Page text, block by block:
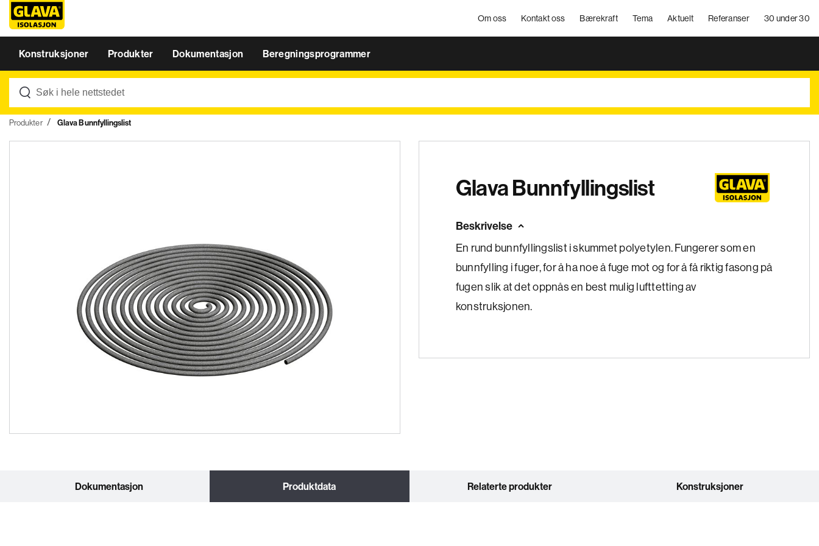
Om oss Kontakt oss Bærekraft Tema Aktuelt Referanser 30 under 30
Konstruksjoner Produkter Dokumentasjon Beregningsprogrammer
Produkter Glava Bunnfyllingslist
Glava Bunnfyllingslist
Beskrivelse
En rund bunnfyllingslist i skummet polyetylen. Fungerer som en
bunnfylling i fuger, for å ha noe å fuge mot og for å få riktig fasong på
fugen slik at det oppnås en best mulig lufttetting av
konstruksjonen.
Dokumentasjon Produktdata Relaterte produkter Konstruksjoner